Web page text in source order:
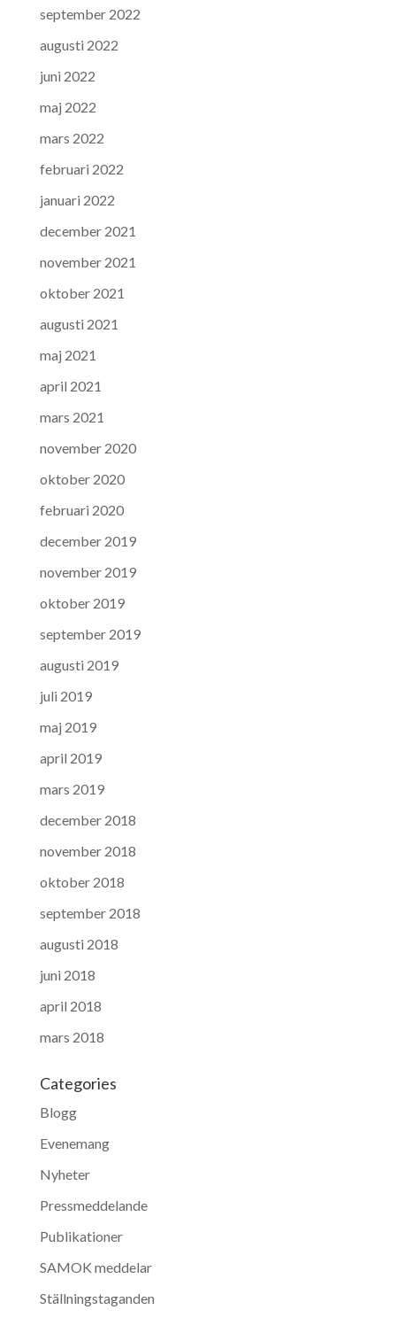
september 2022
augusti 2022
juni 2022
maj 2022
mars 2022
februari 2022
januari 2022
december 2021
november 2021
oktober 2021
augusti 2021
maj 2021
april 2021
mars 2021
november 2020
oktober 2020
februari 2020
december 2019
november 2019
oktober 2019
september 2019
augusti 2019
juli 2019
maj 2019
april 2019
mars 2019
december 2018
november 2018
oktober 2018
september 2018
augusti 2018
juni 2018
april 2018
mars 2018
Categories
Blogg
Evenemang
Nyheter
Pressmeddelande
Publikationer
SAMOK meddelar
Ställningstaganden